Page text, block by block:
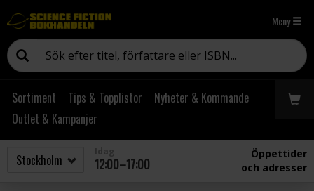
Meny
Sortiment Tips & Topplistor
Nyheter & Kommande
Outlet & Kampanjer
12:00–17:00
Öppettider
och adresser